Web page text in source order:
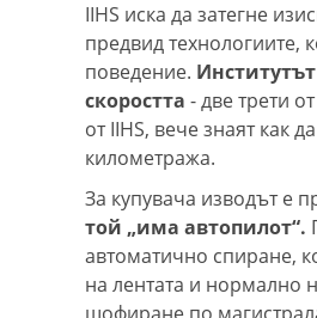
IIHS иска да затегне
предвид технологиите,
поведение.
скоростта - две трети
от IIHS, вече знаят как
километража.
За купувача изводът е
той „има автопилот“.
автоматично спиране,
на лентата и нормално